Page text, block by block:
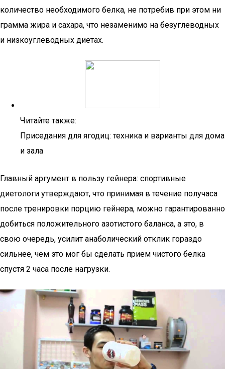
количество необходимого белка, не потребив при этом ни
грамма жира и сахара, что незаменимо на безуглеводных
и низкоуглеводных диетах.
Читайте также:
Приседания для ягодиц: техника и варианты для дома
и зала
Главный аргумент в пользу гейнера: спортивные
диетологи утверждают, что принимая в течение получаса
после тренировки порцию гейнера, можно гарантированно
добиться положительного азотистого баланса, а это, в
свою очередь, усилит анаболический отклик гораздо
сильнее, чем это мог бы сделать прием чистого белка
спустя 2 часа после нагрузки.